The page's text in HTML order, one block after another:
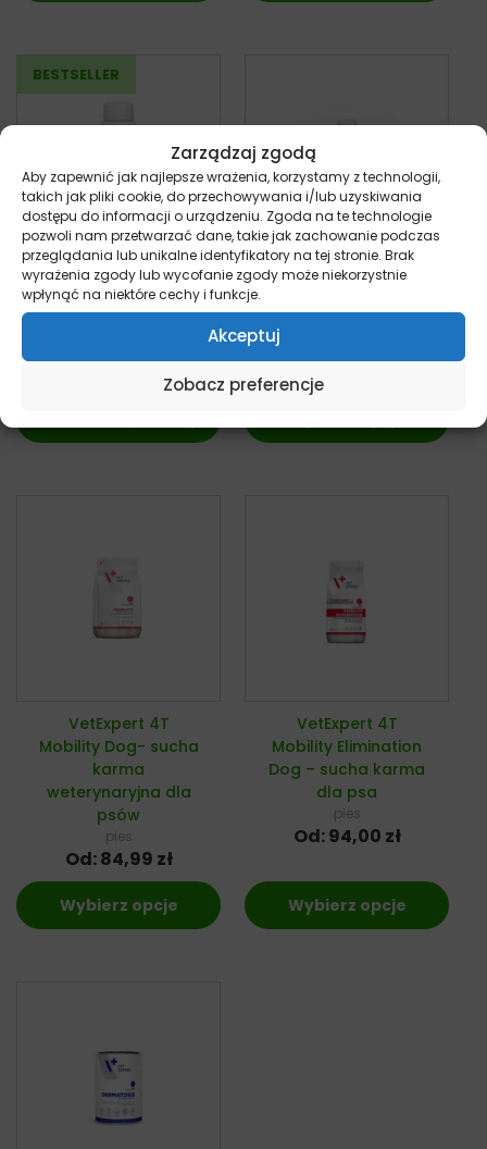
Zarządzaj zgodą
Aby zapewnić jak najlepsze wrażenia, korzystamy z technologii,
takich jak pliki cookie, do przechowywania i/lub uzyskiwania
dostępu do informacji o urządzeniu. Zgoda na te technologie
pozwoli nam przetwarzać dane, takie jak zachowanie podczas
przeglądania lub unikalne identyfikatory na tej stronie. Brak
wyrażenia zgody lub wycofanie zgody może niekorzystnie
wpłynąć na niektóre cechy i funkcje.
Akceptuj
Zobacz preferencje
Royal Canin
Recovery Liquid 200
Royal Canin Renal
22,99
VetExpert 4T
Mobility Dog- sucha
karma
weterynaryjna dla
psów
pies
Od:84,99 zł
Wybierz opcje
VetExpert 4T
Mobility Elimination
Dog – sucha karma
dla psa
pies
Od:94,00 zł
Wybierz opcje